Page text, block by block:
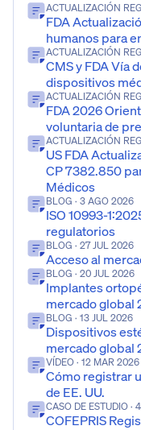
ACTUALIZACIÓN
FDA
humanos para
ACTUALIZACIÓN
CMS y FDA Vía
dispositivos
ACTUALIZACIÓN
FDA 2026
voluntaria de
ACTUALIZACIÓN
US FDA
CP 7382.850
Médicos
BLOG · 3 AGO 2026
ISO 10993-
regulatorios
BLOG · 27 JUL 2026
Acceso al
BLOG · 20 JUL 2026
Implantes
mercado global
BLOG · 13 JUL 2026
Dispositivos
mercado global
VÍDEO · 12 MAR 2026
Cómo registrar
de EE. UU.
CASO DE ESTUDIO ·
COFEPRIS